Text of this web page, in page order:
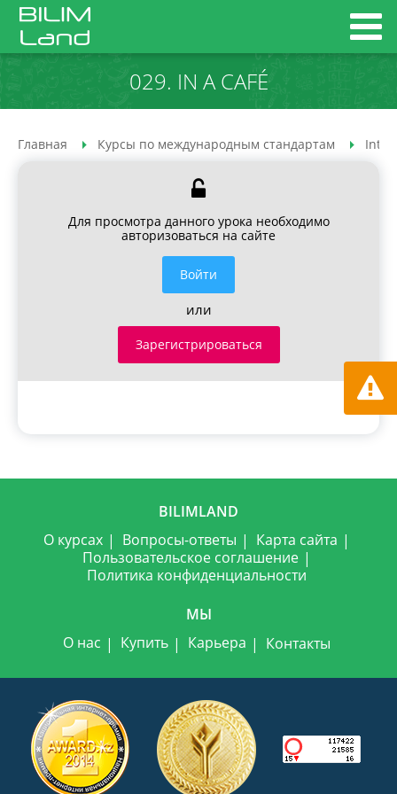
029. IN A CAFÉ
Главная Курсы по международным стандартам
Для просмотра данного урока необходимо
авторизоваться на сайте
Войти
или
Зарегистрироваться
BILIMLAND
О курсах
Вопросы-ответы
Карта сайта
Пользовательское соглашение
Политика конфиденциальности
МЫ
О нас
Купить Карьера Контакты